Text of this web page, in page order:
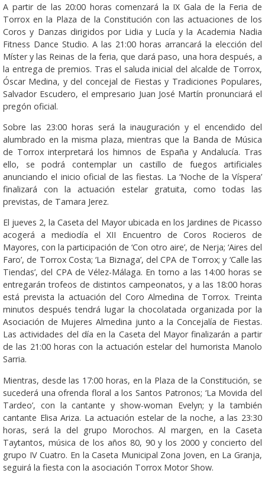
A partir de las 20:00 horas comenzará la IX Gala de la Feria de
Torrox en la Plaza de la Constitución con las actuaciones de los
Coros y Danzas dirigidos por Lidia y Lucía y la Academia Nadia
Fitness Dance Studio. A las 21:00 horas arrancará la elección del
Míster y las Reinas de la feria, que dará paso, una hora después, a
la entrega de premios. Tras el saluda inicial del alcalde de Torrox,
Óscar Medina, y del concejal de Fiestas y Tradiciones Populares,
Salvador Escudero, el empresario Juan José Martín pronunciará el
pregón oficial.
Sobre las 23:00 horas será la inauguración y el encendido del
alumbrado en la misma plaza, mientras que la Banda de Música
de Torrox interpretará los himnos de España y Andalucía. Tras
ello, se podrá contemplar un castillo de fuegos artificiales
anunciando el inicio oficial de las fiestas. La ‘Noche de la Víspera’
finalizará con la actuación estelar gratuita, como todas las
previstas, de Tamara Jerez.
El jueves 2, la Caseta del Mayor ubicada en los Jardines de Picasso
acogerá a mediodía el XII Encuentro de Coros Rocieros de
Mayores, con la participación de ‘Con otro aire’, de Nerja; ‘Aires del
Faro’, de Torrox Costa; ‘La Biznaga’, del CPA de Torrox; y ‘Calle las
Tiendas’, del CPA de Vélez-Málaga. En torno a las 14:00 horas se
entregarán trofeos de distintos campeonatos, y a las 18:00 horas
está prevista la actuación del Coro Almedina de Torrox. Treinta
minutos después tendrá lugar la chocolatada organizada por la
Asociación de Mujeres Almedina junto a la Concejalía de Fiestas.
Las actividades del día en la Caseta del Mayor finalizarán a partir
de las 21:00 horas con la actuación estelar del humorista Manolo
Sarria.
Mientras, desde las 17:00 horas, en la Plaza de la Constitución, se
sucederá una ofrenda floral a los Santos Patronos; ‘La Movida del
Tardeo’, con la cantante y show-woman Evelyn; y la también
cantante Elisa Ariza. La actuación estelar de la noche, a las 23:30
horas, será la del grupo Morochos. Al margen, en la Caseta
Taytantos, música de los años 80, 90 y los 2000 y concierto del
grupo IV Cuatro. En la Caseta Municipal Zona Joven, en La Granja,
seguirá la fiesta con la asociación Torrox Motor Show.